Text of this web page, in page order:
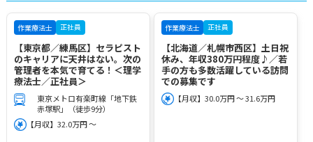
作業療法士 正社員
【東京都／練馬区】セラピスト
のキャリアに天井はない。次の
管理者を本気で育てる！＜理学
療法士／正社員＞
東京メトロ有楽町線「地下鉄
赤塚駅」（徒歩9分）
【月収】32.0万円 ～
作業療法士 正社員
【北海道／札幌市西区】土日祝
休み、年収380万円程度♪／若
手の方も多数活躍している訪問
での募集です
【月収】30.0万円 ～ 31.6万円